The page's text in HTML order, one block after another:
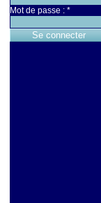
Mot de passe : *